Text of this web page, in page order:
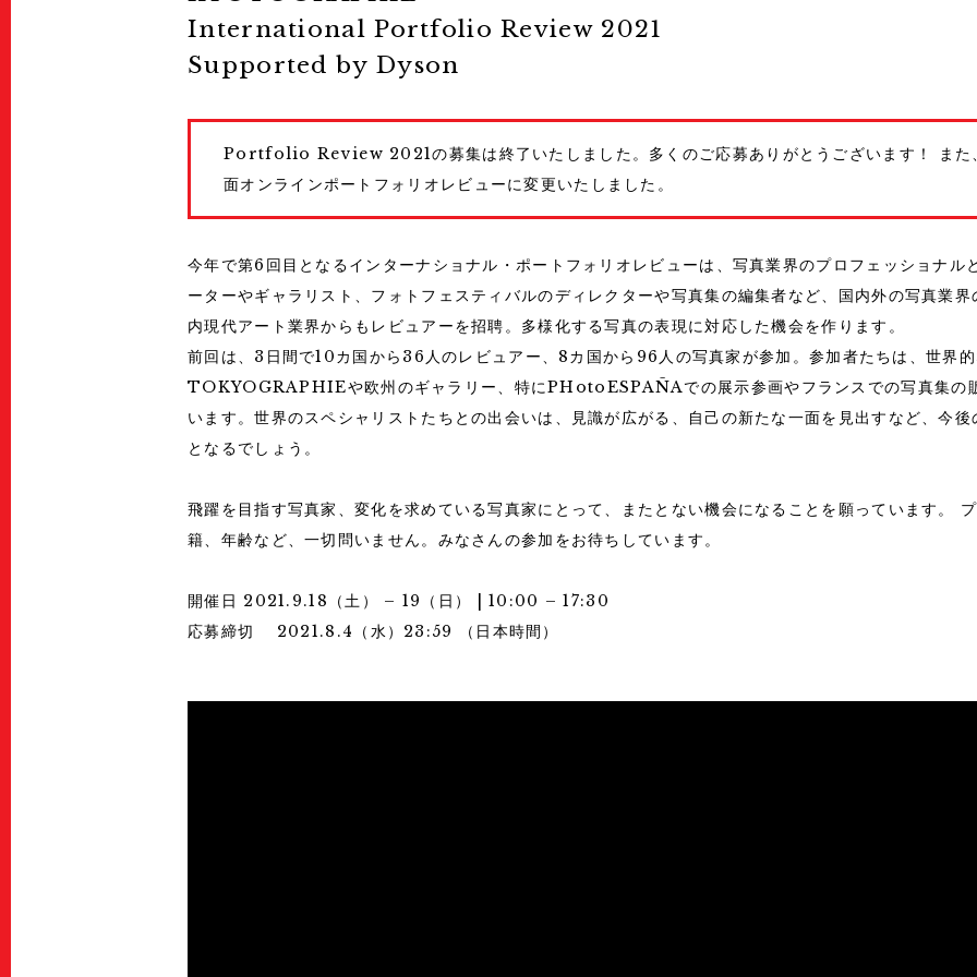
International Portfolio Review 2021
Supported by Dyson
Portfolio Review 2021の募集は終了いたしました。多くのご応募ありがとうございます！ また
面オンラインポートフォリオレビューに変更いたしました。
今年で第6回目となるインターナショナル・ポートフォリオレビューは、写真業界のプロフェッショナル
ーターやギャラリスト、フォトフェスティバルのディレクターや写真集の編集者など、国内外の写真業
内現代アート業界からもレビュアーを招聘。多様化する写真の表現に対応した機会を作ります。
前回は、3日間で10カ国から36人のレビュアー、8カ国から96人の写真家が参加。参加者たちは、世界的
TOKYOGRAPHIEや欧州のギャラリー、特にPHotoESPAÑAでの展示参画やフランスでの写真集の
います。世界のスペシャリストたちとの出会いは、見識が広がる、自己の新たな一面を見出すなど、今
となるでしょう。
飛躍を目指す写真家、変化を求めている写真家にとって、またとない機会になることを願っています。
籍、年齢など、一切問いません。みなさんの参加をお待ちしています。
開催日 2021.9.18（土） – 19（日） | 10:00 – 17:30
応募締切 2021.8.4（水）23:59 （日本時間）
Welcome to Kyoto
Wheelchair User 車椅子でご来場の方へ
ポートフォリオレビュー